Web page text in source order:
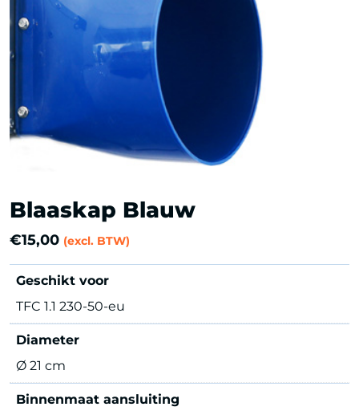
Blaaskap Blauw
€15,00 (excl. BTW)
Geschikt voor
TFC 1.1 230-50-eu
Diameter
Ø 21 cm
Binnenmaat aansluiting